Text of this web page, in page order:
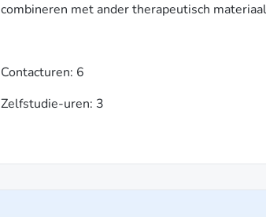
combineren met ander therapeutisch
Contacturen: 6
Zelfstudie-uren: 3